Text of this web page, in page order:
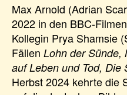
Max Arnold (Adrian
2022 in den BBC-
Kollegin Prya Shamsie
Fällen Lohn der Sünde,
auf Leben und Tod, Die
Herbst 2024 kehrte die